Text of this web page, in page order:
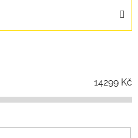
14299 Kč